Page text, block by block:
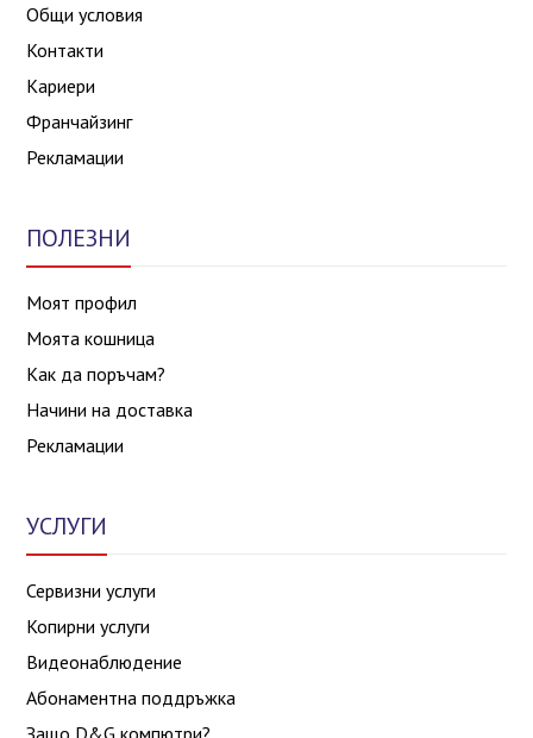
Общи условия
Контакти
Кариери
Франчайзинг
Рекламации
ПОЛЕЗНИ
Моят профил
Моята кошница
Как да поръчам?
Начини на доставка
Рекламации
УСЛУГИ
Сервизни услуги
Копирни услуги
Видеонаблюдение
Абонаментна поддръжка
Защо D&G компютри?